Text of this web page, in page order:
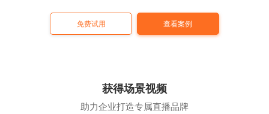
免费试用 查看案例
获得场景视频
助力企业打造专属直播品牌